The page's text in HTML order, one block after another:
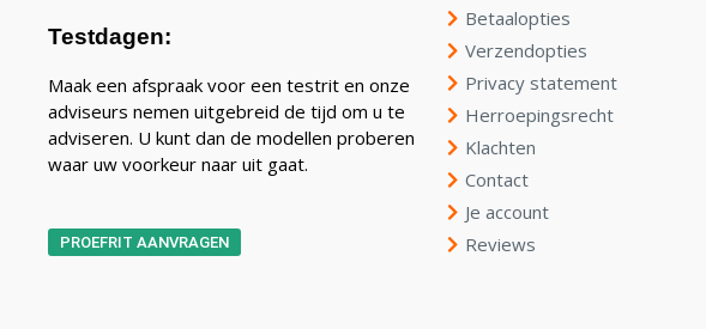
Testdagen:
Maak een afspraak voor een testrit en onze
adviseurs nemen uitgebreid de tijd om u te
adviseren. U kunt dan de modellen proberen
waar uw voorkeur naar uit gaat.
PROEFRIT AANVRAGEN
Betaalopties
Verzendopties
Privacy statement
Herroepingsrecht
Klachten
Contact
Je account
Reviews